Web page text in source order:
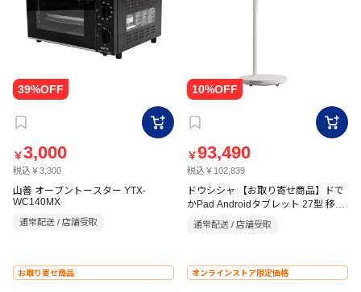
￥3,000
税込￥3,300
山善 オーブントースター YTX-
WC140MX
通常配送 / 店舗受取
￥93,490
税込￥102,839
ドウシシャ 【お取り寄せ商品】ドで
かPad Androidタブレット 27型 移動
式モニター KFD-271U
通常配送 / 店舗受取
お取り寄せ商品 オンラインストア限定価格